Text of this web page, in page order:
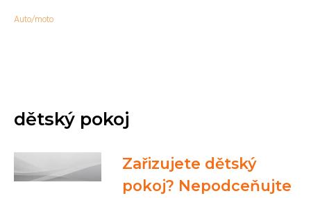
Auto/moto
dětský pokoj
Zařizujete dětský
pokoj? Nepodceňujte